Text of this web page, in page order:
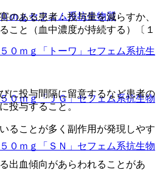
ｍｇセフェム系抗生物質
０ｍｇ「トーワ」 セフェム系抗生
０ｍｇ「ＪＧ」セフェム系抗生物
０ｍｇ「ＳＮ」 セフェム系抗生物
ある患者：投与量を減らすか、
こと（血中濃度が持続する）〔１
に投与間隔に留意するなど患者の
投与すること。
ることが多く副作用が発現しやす
出血傾向があらわれることがあ